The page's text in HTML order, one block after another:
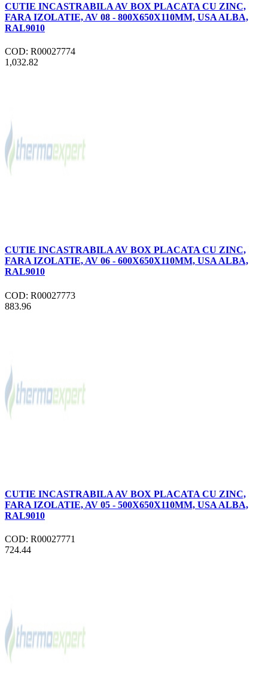
CUTIE INCASTRABILA AV BOX PLACATA CU ZINC,
FARA IZOLATIE, AV 08 - 800X650X110MM, USA ALBA,
RAL9010
COD: R00027774
1,032.82
CUTIE INCASTRABILA AV BOX PLACATA CU ZINC,
FARA IZOLATIE, AV 06 - 600X650X110MM, USA ALBA,
RAL9010
COD: R00027773
883.96
CUTIE INCASTRABILA AV BOX PLACATA CU ZINC,
FARA IZOLATIE, AV 05 - 500X650X110MM, USA ALBA,
RAL9010
COD: R00027771
724.44